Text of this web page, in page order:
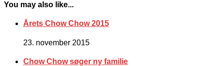
You may also like...
Årets Chow Chow 2015
23. november 2015
Chow Chow søger ny familie